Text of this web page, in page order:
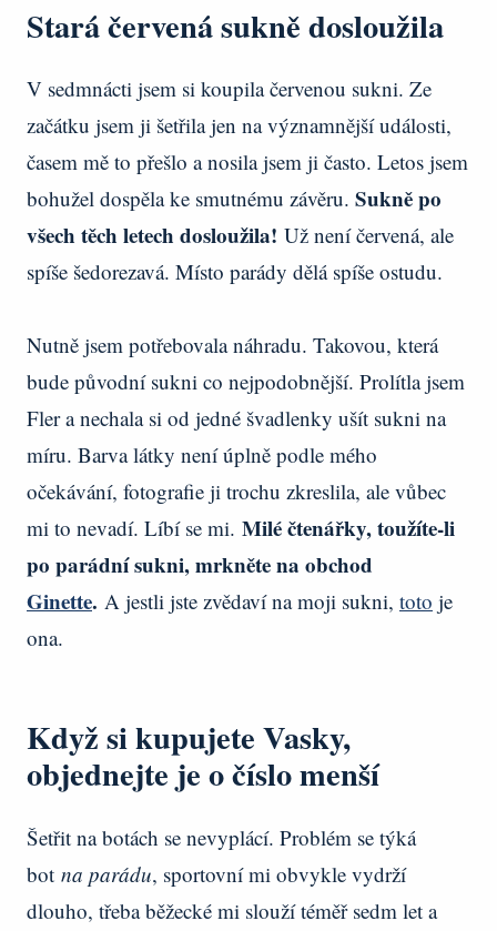
Stará červená sukně dosloužila
V sedmnácti jsem si koupila červenou sukni. Ze
začátku jsem ji šetřila jen na významnější události,
časem mě to přešlo a nosila jsem ji často. Letos jsem
bohužel dospěla ke smutnému závěru. Sukně po
všech těch letech dosloužila! Už není červená, ale
spíše šedorezavá. Místo parády dělá spíše ostudu.
Nutně jsem potřebovala náhradu. Takovou, která
bude původní sukni co nejpodobnější. Prolítla jsem
Fler a nechala si od jedné švadlenky ušít sukni na
míru. Barva látky není úplně podle mého
očekávání, fotografie ji trochu zkreslila, ale vůbec
mi to nevadí. Líbí se mi. Milé čtenářky, toužíte-li
po parádní sukni, mrkněte na obchod
Ginette. A jestli jste zvědaví na moji sukni, toto je
ona.
Když si kupujete Vasky,
objednejte je o číslo menší
Šetřit na botách se nevyplácí. Problém se týká
bot na parádu, sportovní mi obvykle vydrží
dlouho, třeba běžecké mi slouží téměř sedm let a